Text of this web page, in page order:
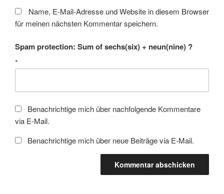
Name, E-Mail-Adresse und Website in diesem Browser
für meinen nächsten Kommentar speichern.
Spam protection: Sum of sechs(six) + neun(nine) ?
*
Benachrichtige mich über nachfolgende Kommentare
via E-Mail.
Benachrichtige mich über neue Beiträge via E-Mail.